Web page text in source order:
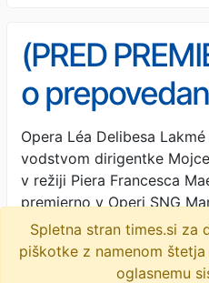
(PRED
o
mlade
svečenice in
častnika
Opera Léa Delibesa
vodstvom dirigentke
v režiji Piera Francesca
premierno v Operi SNG
bo v Operi Slovenskega
Maribor premierno …
Spletna stran times.si za
piškotke z namenom
oglasnemu